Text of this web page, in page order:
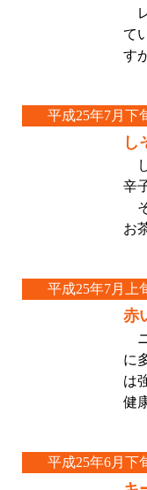
て
す
平成25年7月下
し
辛
お
平成25年7月上
赤
に
は
健
平成25年6月下